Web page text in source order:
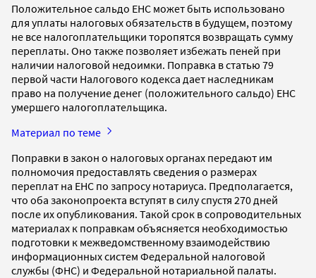
Положительное сальдо ЕНС может быть использовано
для уплаты налоговых обязательств в будущем, поэтому
не все налогоплательщики торопятся возвращать сумму
переплаты. Оно также позволяет избежать пеней при
наличии налоговой недоимки. Поправка в статью 79
первой части Налогового кодекса дает наследникам
право на получение денег (положительного сальдо) ЕНС
умершего налогоплательщика.
Материал по теме
Поправки в закон о налоговых органах передают им
полномочия предоставлять сведения о размерах
переплат на ЕНС по запросу нотариуса. Предполагается,
что оба законопроекта вступят в силу спустя 270 дней
после их опубликования. Такой срок в сопроводительных
материалах к поправкам объясняется необходимостью
подготовки к межведомственному взаимодействию
информационных систем Федеральной налоговой
службы (ФНС) и Федеральной нотариальной палаты.